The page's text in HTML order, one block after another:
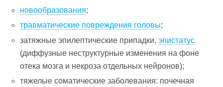
новообразования;
травматические повреждения головы;
затяжные эпилептические припадки,эпистатус
(диффузные неструктурные изменения на фоне
отека мозга и некроза отдельных нейронов);
тяжелые соматические заболевания: почечная